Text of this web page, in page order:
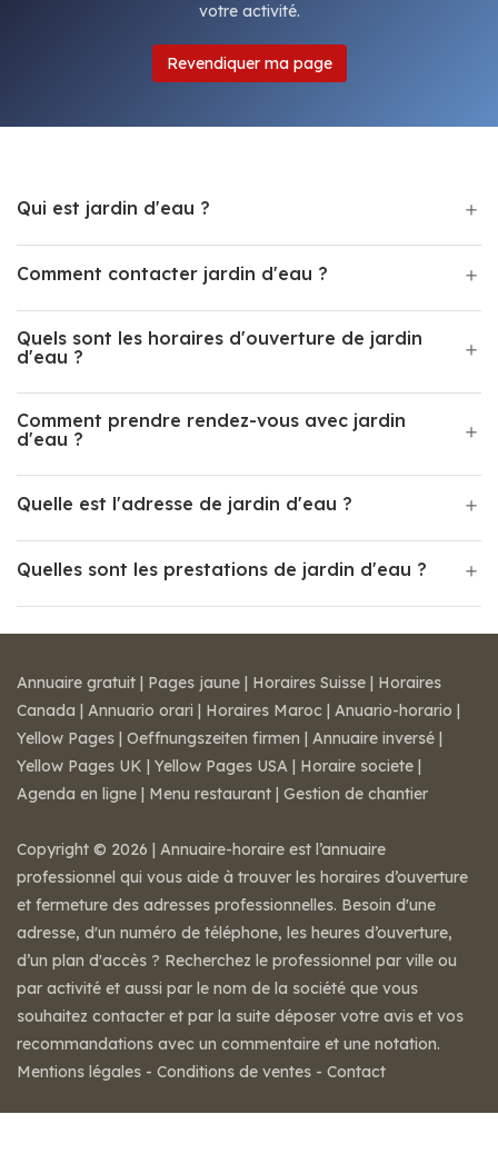
votre activité.
Revendiquer ma page
Qui est jardin d'eau ?
Comment contacter jardin d'eau ?
Quels sont les horaires d'ouverture de jardin
d'eau ?
Comment prendre rendez-vous avec jardin
d'eau ?
Quelle est l'adresse de jardin d'eau ?
Quelles sont les prestations de jardin d'eau ?
Annuaire gratuit | Pages jaune | Horaires Suisse | Horaires
Canada | Annuario orari | Horaires Maroc | Anuario-horario |
Yellow Pages | Oeffnungszeiten firmen | Annuaire inversé |
Yellow Pages UK | Yellow Pages USA | Horaire societe |
Agenda en ligne | Menu restaurant | Gestion de chantier
Copyright © 2026 | Annuaire-horaire est l’annuaire
professionnel qui vous aide à trouver les horaires d’ouverture
et fermeture des adresses professionnelles. Besoin d'une
adresse, d'un numéro de téléphone, les heures d’ouverture,
d’un plan d'accès ? Recherchez le professionnel par ville ou
par activité et aussi par le nom de la société que vous
souhaitez contacter et par la suite déposer votre avis et vos
recommandations avec un commentaire et une notation.
Mentions légales - Conditions de ventes - Contact